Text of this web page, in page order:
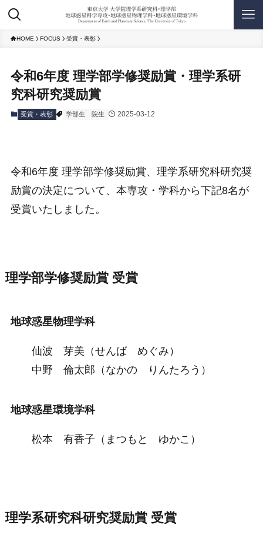
HOME FOCUS 受賞・表彰
令和6年度 理学部学修奨励賞・理学系研
究科研究奨励賞
受賞・表彰 学部生 院生 2025-03-12
令和6年度 理学部学修奨励賞、理学系研究科研究奨
励賞の決定について、本専攻・学科から下記8名が
受賞いたしました。
理学部学修奨励賞 受賞
地球惑星物理学科
仙波 芽美（せんば めぐみ）
中野 倫太郎（なかの りんたろう）
地球惑星環境学科
松本 有香子（まつもと ゆかこ）
理学系研究科研究奨励賞 受賞